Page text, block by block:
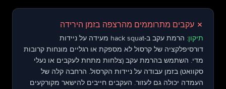
✗ עקבים מתרוממים מהרצפה בזמן הירידה
תיקון:
הרמת עקב ב-hack squat מעידה על ניידות
דורסיפלקציה של קרסול לא מספקת או רגליים מונחות קרובות
מדי. השתמש בהרמת עקב (צלחות מתחת לעקבים או נעלי
סקוואט) בזמן עבודה על ניידות הקרסול. הרחבה קלה של
העמדה יכולה גם לעזור. העקבים חייבים להישאר מקורקעים